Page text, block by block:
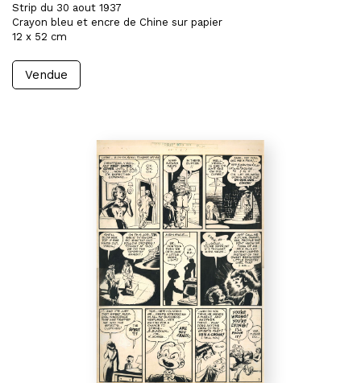
Strip du 30 aout 1937
Crayon bleu et encre de Chine sur papier
12 x 52 cm
Vendue